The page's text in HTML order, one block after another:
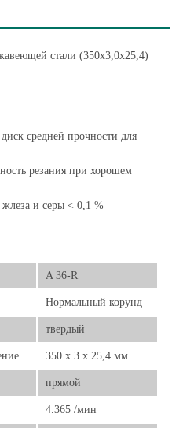
стали (350x3,0x25,4)
средней прочности для
резания при хорошем
и серы < 0,1 %
A 36-R
Нормальный корунд
твердый
350 x 3 x 25,4 мм
прямой
4.365 /мин